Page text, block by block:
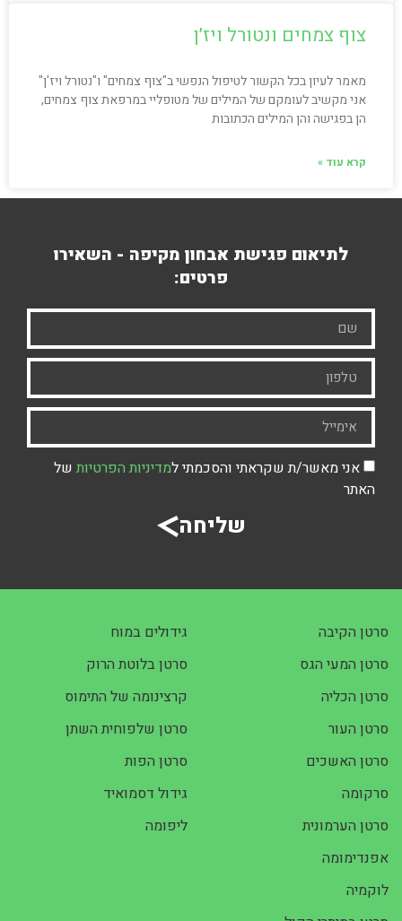
צוף צמחים ונטורל ויז׳ן
מאמר לעיון בכל הקשור לטיפול הנפשי ב"צוף צמחים" ו"נטורל ויז'ן"
אני מקשיב לעומקם של המילים של מטופליי במרפאת צוף צמחים,
הן בפגישה והן המילים הכתובות
קרא עוד »
לתיאום פגישת אבחון מקיפה - השאירו
פרטים:
אני מאשר/ת שקראתי והסכמתי למדיניות הפרטיות של
האתר
שליחה
סרטן הקיבה
סרטן המעי הגס
סרטן הכליה
סרטן העור
סרטן האשכים
סרקומה
סרטן הערמונית
גידולים במוח
סרטן בלוטת הרוק
קרצינומה של התימוס
סרטן שלפוחית השתן
סרטן הפות
גידול דסמואיד
ליפומה
אפנדימומה
לוקמיה